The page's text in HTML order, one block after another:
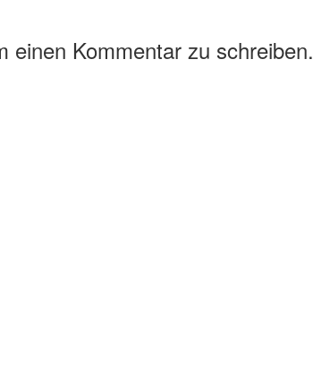
einen Kommentar zu schreiben.